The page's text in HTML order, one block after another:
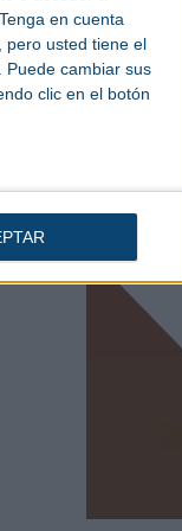
Tenga en cuenta
pero usted tiene el
Puede cambiar sus
clic en el botón